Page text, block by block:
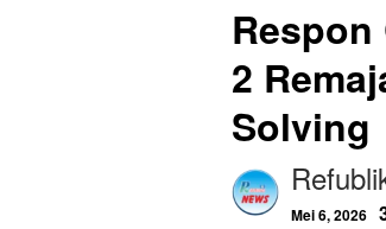
2
Solving
Mei 6, 2026